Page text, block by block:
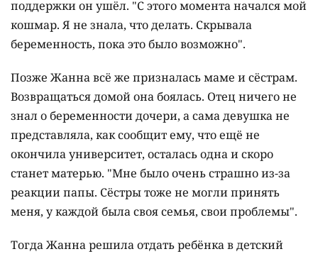
поддержки он ушёл. "С этого момента начался мой
кошмар. Я не знала, что делать. Скрывала
беременность, пока это было возможно".
Позже Жанна всё же призналась маме и сёстрам.
Возвращаться домой она боялась. Отец ничего не
знал о беременности дочери, а сама девушка не
представляла, как сообщит ему, что ещё не
окончила университет, осталась одна и скоро
станет матерью. "Мне было очень страшно из-за
реакции папы. Сёстры тоже не могли принять
меня, у каждой была своя семья, свои проблемы".
Тогда Жанна решила отдать ребёнка в детский